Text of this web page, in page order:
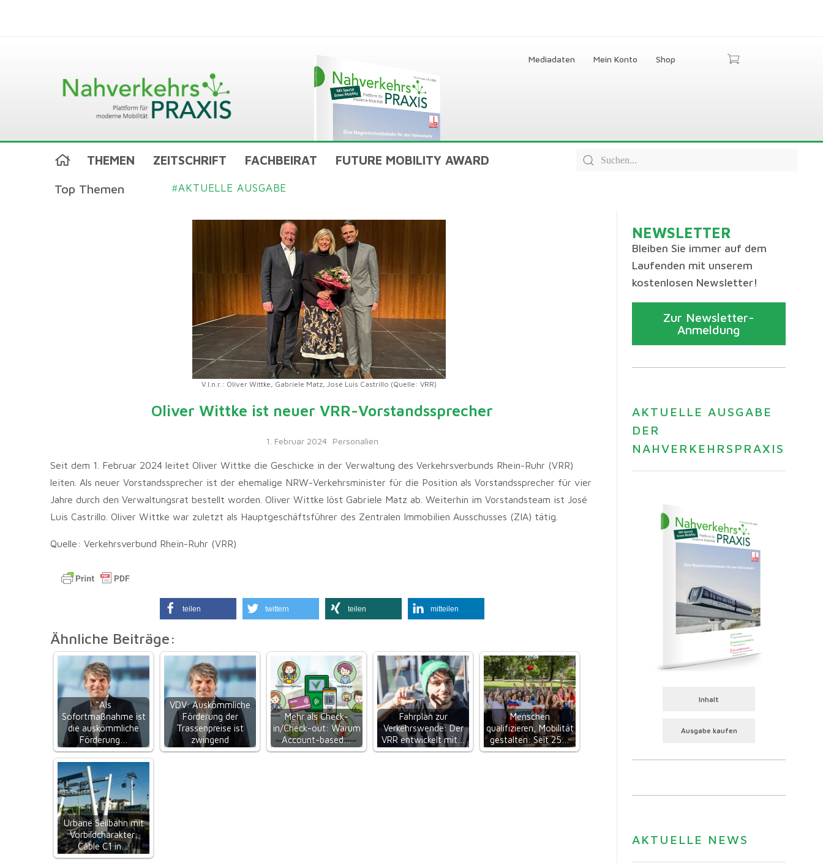
Mediadaten Mein Konto Shop
THEMEN ZEITSCHRIFT FACHBEIRAT FUTURE MOBILITY AWARD
Top Themen #AKTUELLE AUSGABE
V.l.n.r.: Oliver Wittke, Gabriele Matz, José Luis Castrillo (Quelle: VRR)
Oliver Wittke ist neuer VRR-Vorstandssprecher
1. Februar 2024 Personalien
Seit dem 1. Februar 2024 leitet Oliver Wittke die Geschicke in der Verwaltung des Verkehrsverbunds Rhein-Ruhr (VRR)
leiten. Als neuer Vorstandssprecher ist der ehemalige NRW-Verkehrsminister für die Position als Vorstandssprecher für vier
Jahre durch den Verwaltungsrat bestellt worden. Oliver Wittke löst Gabriele Matz ab. Weiterhin im Vorstandsteam ist José
Luis Castrillo. Oliver Wittke war zuletzt als Hauptgeschäftsführer des Zentralen Immobilien Ausschusses (ZIA) tätig.
Quelle: Verkehrsverbund Rhein-Ruhr (VRR)
teilen twittern teilen mitteilen
Ähnliche Beiträge:
"Als
Sofortmaßnahme ist
die auskömmliche
Förderung…
VDV: Auskömmliche
Förderung der
Trassenpreise ist
zwingend
Mehr als Check-
in/Check-out: Warum
Account-based…
Fahrplan zur
Verkehrswende: Der
VRR entwickelt mit…
Menschen
qualifizieren, Mobilität
gestalten: Seit 25…
Urbane Seilbahn mit
Vorbildcharakter:
Câble C1 in…
NEWSLETTER
Bleiben Sie immer auf dem
Laufenden mit unserem
kostenlosen Newsletter!
Zur Newsletter-
Anmeldung
AKTUELLE AUSGABE
DER
NAHVERKEHRSPRAXIS
Inhalt
Ausgabe kaufen
AKTUELLE NEWS